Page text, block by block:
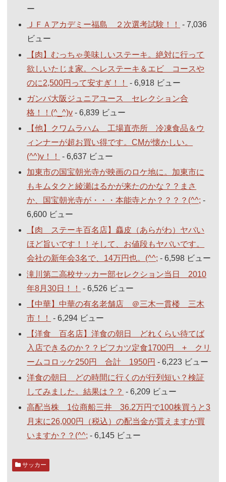
ー
ＪＦＡアカデミー福島 ２次選考試験！！
- 7,036
ビュー
【肉】むっちゃ美味しいステーキ。絶対に行って
欲しいたじま家。ヘレステーキ＆エビ コースや
のに2,500円って安すぎ！！
- 6,918 ビュー
ガンバ大阪ジュニアユース セレクション合
格！！(^_^)v - 6,839 ビュー
【他】クワムラハム 工場直売所 冷凍食品＆ウ
ィンナーが超お買い得です。CMが懐かしい。
(^^)v！！
- 6,637 ビュー
加東市の国宝朝光寺が映画のロケ地に。加東市に
もキムタクと綾瀬はるかが来たのかな？？まさ
か、国宝朝光寺が・・・本能寺とか？？？？(^^; -
6,600 ビュー
【肉 ステーキ百名店】麤皮（あらがわ）ヤバい
ほど旨いです！！そして、お値段もヤバいです。
会社の新年会3名で、14万円也。(^^; - 6,598 ビュー
滝川第二高校サッカー部セレクション当日 2010
年8月30日！！
- 6,526 ビュー
【中華】中華の有名老舗店 ＠三木一貫楼 三木
市！！
- 6,294 ビュー
【洋食 百名店】洋食の朝日 どれくらい待てば
入店できるのか？？ビフカツ定食1700円 + クリ
ームコロッケ250円 合計 1950円 - 6,223 ビュー
洋食の朝日 どの時間に行くのが行列短い？検証
してみました。結果は？？ - 6,209 ビュー
高配当株 1位商船三井 36.2万円で100株買うと3
月末に26,000円（税込）の配当金が貰えますが買
いますか？？(^^; - 6,145 ビュー
サッカー